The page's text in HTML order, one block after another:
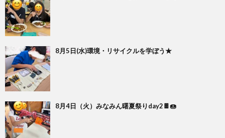
8月5日(水)環境・リサイクルを学ぼう★
8月4日（火）みなみん曙夏祭りday2🍫🍩